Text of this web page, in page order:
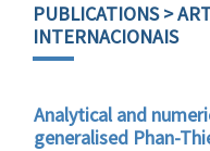
PUBLICATIONS>
INTERNACIONAIS
Analytical and
generalised Phan-